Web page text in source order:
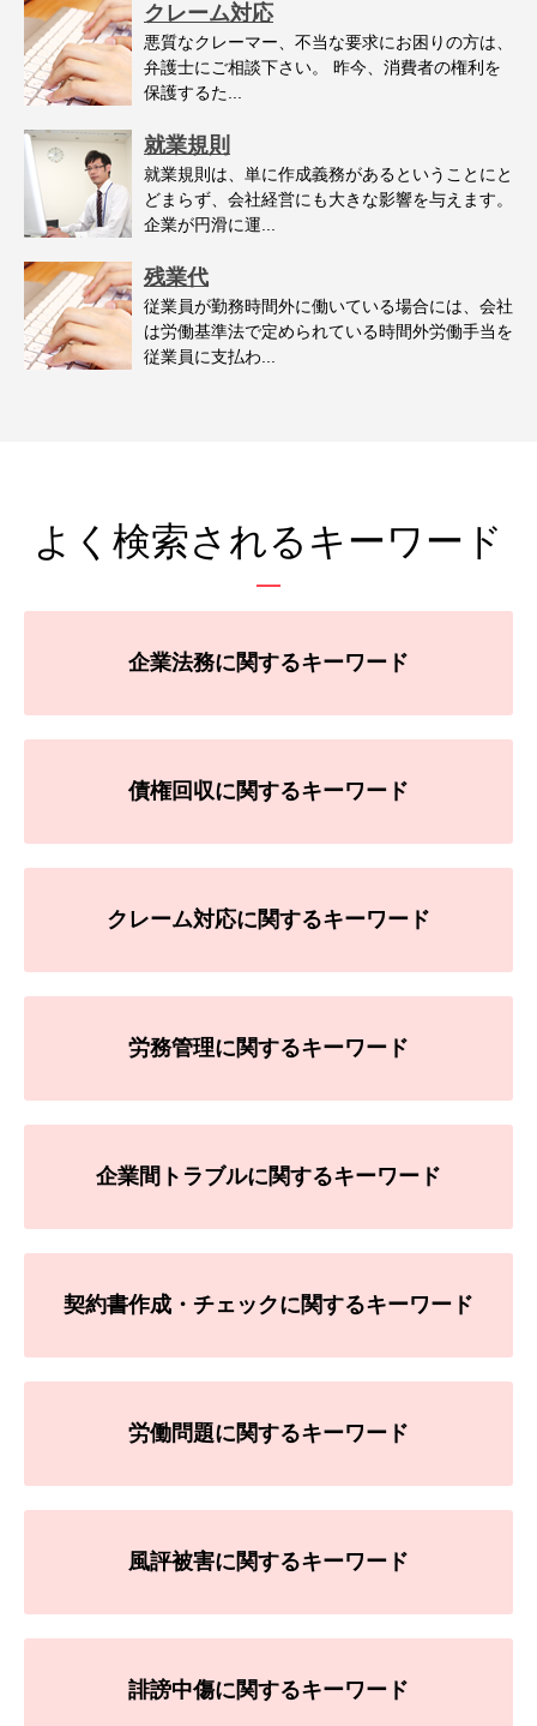
クレーム対応
悪質なクレーマー、不当な要求にお困りの方は、
弁護士にご相談下さい。 昨今、消費者の権利を
保護するた...
就業規則
就業規則は、単に作成義務があるということにと
どまらず、会社経営にも大きな影響を与えます。
企業が円滑に運...
残業代
従業員が勤務時間外に働いている場合には、会社
は労働基準法で定められている時間外労働手当を
従業員に支払わ...
よく検索されるキーワード
企業法務に関するキーワード
債権回収に関するキーワード
クレーム対応に関するキーワード
労務管理に関するキーワード
企業間トラブルに関するキーワード
契約書作成・チェックに関するキーワード
労働問題に関するキーワード
風評被害に関するキーワード
誹謗中傷に関するキーワード